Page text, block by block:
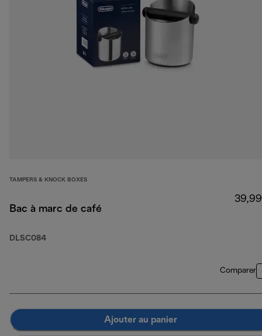
TAMPERS & KNOCK BOXES
Bac à marc de café
DLSC084
Comparer
Ajouter au panier